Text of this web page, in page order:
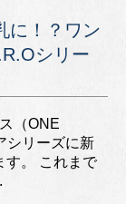
に！？ワン
シリー
（ONE
シリーズに新
す。 これまで